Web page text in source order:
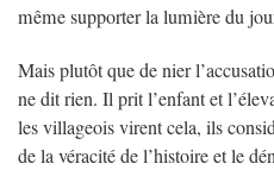
même supporter la lumière du
Mais plutôt que de nier
ne dit rien. Il prit l’enfant et
les villageois virent cela, ils
de la véracité de l’histoire et le